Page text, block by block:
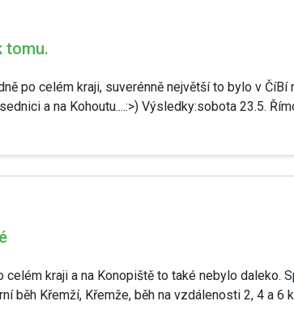
tomu.
po celém kraji, suverénně největší to bylo v ČíBí
a na Kohoutu....:>) Výsledky:sobota 23.5.
kraji a na Konopiště to také nebylo daleko.
běh Křemží, Křemže, běh na vzdálenosti 2, 4 a 6